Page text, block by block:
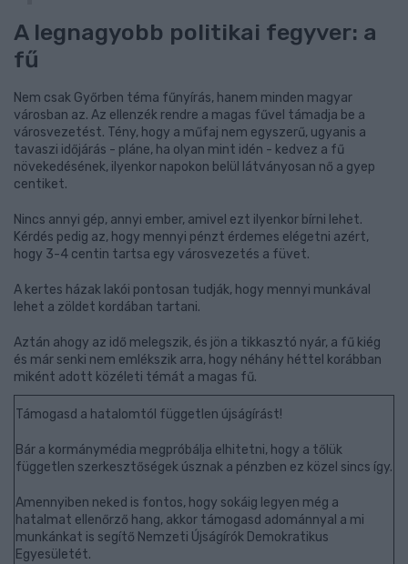
A legnagyobb politikai fegyver: a
fű
Nem csak Győrben téma fűnyírás, hanem minden magyar
városban az. Az ellenzék rendre a magas fűvel támadja be a
városvezetést. Tény, hogy a műfaj nem egyszerű, ugyanis a
tavaszi időjárás - pláne, ha olyan mint idén - kedvez a fű
növekedésének, ilyenkor napokon belül látványosan nő a gyep
centiket.
Nincs annyi gép, annyi ember, amivel ezt ilyenkor bírni lehet.
Kérdés pedig az, hogy mennyi pénzt érdemes elégetni azért,
hogy 3-4 centin tartsa egy városvezetés a füvet.
A kertes házak lakói pontosan tudják, hogy mennyi munkával
lehet a zöldet kordában tartani.
Aztán ahogy az idő melegszik, és jön a tikkasztó nyár, a fű kiég
és már senki nem emlékszik arra, hogy néhány héttel korábban
miként adott közéleti témát a magas fű.
Támogasd a hatalomtól független újságírást!
Bár a kormánymédia megpróbálja elhitetni, hogy a tőlük
független szerkesztőségek úsznak a pénzben ez közel sincs így.
Amennyiben neked is fontos, hogy sokáig legyen még a
hatalmat ellenőrző hang, akkor támogasd adománnyal a mi
munkánkat is segítő Nemzeti Újságírók Demokratikus
Egyesületét.